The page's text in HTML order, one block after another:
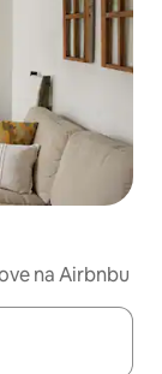
na Airbnbu